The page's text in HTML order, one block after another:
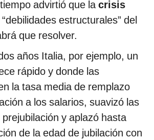
advirtió que lacrisis
estructurales” del
que resolver.
años Italia, por ejemplo, un
rápido y donde las
la tasa media de remplazo
a los salarios, suavizó las
y aplazó hasta
de la edad de jubilación con